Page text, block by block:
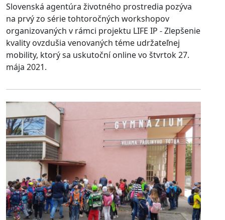
Slovenská agentúra životného prostredia pozýva
na prvý zo série tohtoročných workshopov
organizovaných v rámci projektu LIFE IP - Zlepšenie
kvality ovzdušia venovaných téme udržateľnej
mobility, ktorý sa uskutoční online vo štvrtok 27.
mája 2021.